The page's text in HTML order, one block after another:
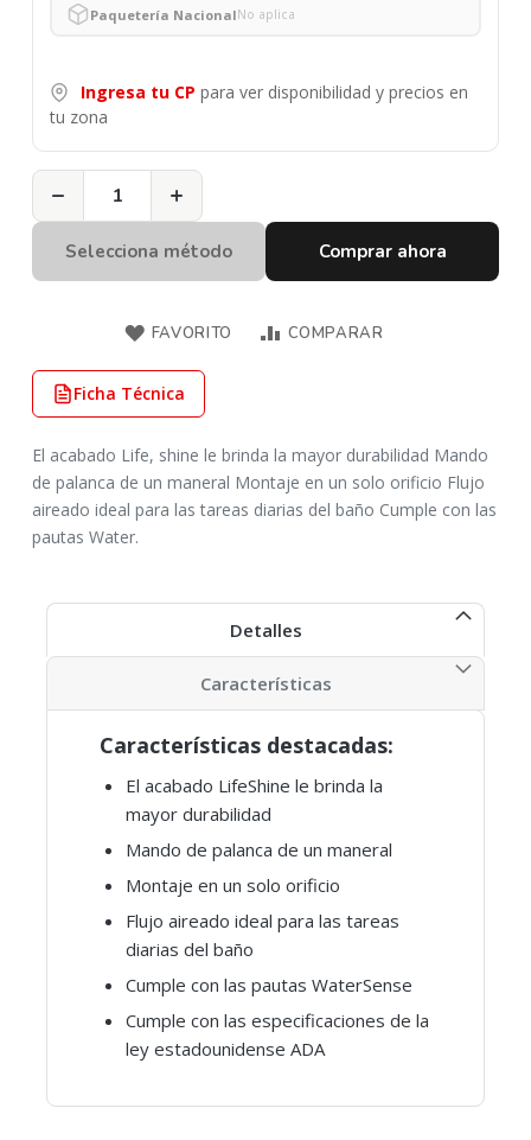
Paquetería NacionalNo aplica
Ingresa tu CP para ver disponibilidad y precios en
tu zona
− +
Selecciona método Comprar ahora
FAVORITO COMPARAR
Ficha Técnica
El acabado Life, shine le brinda la mayor durabilidad Mando
de palanca de un maneral Montaje en un solo orificio Flujo
aireado ideal para las tareas diarias del baño Cumple con las
pautas Water.
Detalles
Características destacadas:
El acabado LifeShine le brinda la
mayor durabilidad
Mando de palanca de un maneral
Montaje en un solo orificio
Flujo aireado ideal para las tareas
diarias del baño
Cumple con las pautas WaterSense
Cumple con las especificaciones de la
ley estadounidense ADA
Características